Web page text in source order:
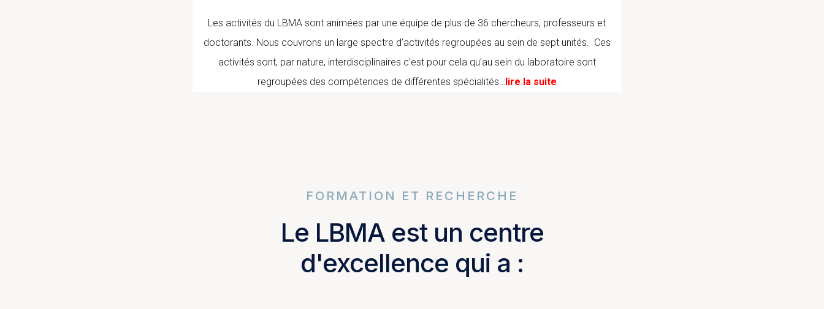
Les activités du LBMA sont animées par une équipe de plus de 36 chercheurs, professeurs et
doctorants. Nous couvrons un large spectre d’activités regroupées au sein de sept unités. Ces
activités sont, par nature, interdisciplinaires c’est pour cela qu’au sein du laboratoire sont
regroupées des compétences de différentes spécialités… lire la suite
FORMATION ET RECHERCHE
Le LBMA est un centre
d'excellence qui a :